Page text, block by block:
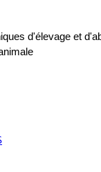
d'élevage et